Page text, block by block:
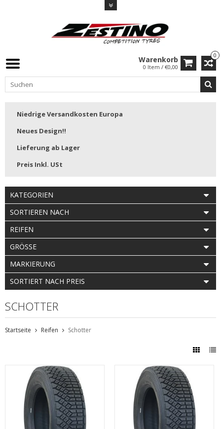
0
Warenkorb
0 Item / €0,00
Niedrige Versandkosten Europa
Neues Design!!
Lieferung ab Lager
Preis Inkl. USt
KATEGORIEN
SORTIEREN NACH
REIFEN
GRÖSSE
MARKIERUNG
SORTIERT NACH PREIS
SCHOTTER
Startseite Reifen Schotter